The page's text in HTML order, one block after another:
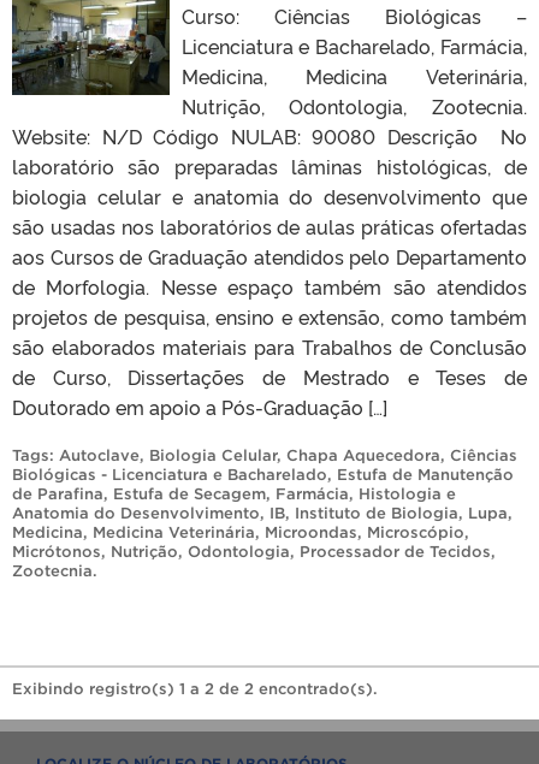
Curso: Ciências Biológicas –
Licenciatura e Bacharelado, Farmácia,
Medicina, Medicina Veterinária,
Nutrição, Odontologia, Zootecnia.
Website: N/D Código NULAB: 90080 Descrição No
laboratório são preparadas lâminas histológicas, de
biologia celular e anatomia do desenvolvimento que
são usadas nos laboratórios de aulas práticas ofertadas
aos Cursos de Graduação atendidos pelo Departamento
de Morfologia. Nesse espaço também são atendidos
projetos de pesquisa, ensino e extensão, como também
são elaborados materiais para Trabalhos de Conclusão
de Curso, Dissertações de Mestrado e Teses de
Doutorado em apoio a Pós-Graduação […]
Tags: Autoclave, Biologia Celular, Chapa Aquecedora, Ciências
Biológicas - Licenciatura e Bacharelado, Estufa de Manutenção
de Parafina, Estufa de Secagem, Farmácia, Histologia e
Anatomia do Desenvolvimento, IB, Instituto de Biologia, Lupa,
Medicina, Medicina Veterinária, Microondas, Microscópio,
Micrótonos, Nutrição, Odontologia, Processador de Tecidos,
Zootecnia.
Exibindo registro(s) 1 a 2 de 2 encontrado(s).